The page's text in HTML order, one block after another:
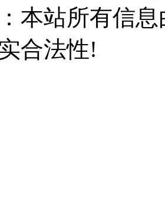
本站所有信
合法性!